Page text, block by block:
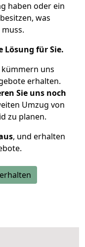
haben oder ein
was
Lösung für Sie.
kümmern uns
erhalten.
Sie uns noch
Umzug von
zu planen.
, und erhalten